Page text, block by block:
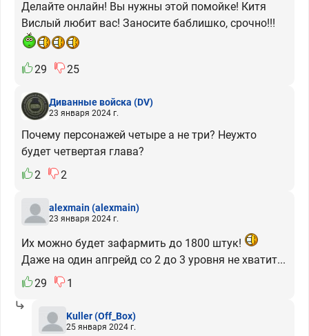
Делайте онлайн! Вы нужны этой помойке! Китя
Вислый любит вас! Заносите баблишко, срочно!!!
29 25
Диванные войска (DV)
23 января 2024 г.
Почему персонажей четыре а не три? Неужто
будет четвертая глава?
2
2
alexmain(alexmain)
23 января 2024 г.
Их можно будет зафармить до 1800 штук!
Даже на один апгрейд со 2 до 3 уровня не хватит...
29
1
Kuller(Off_Box)
25 января 2024 г.